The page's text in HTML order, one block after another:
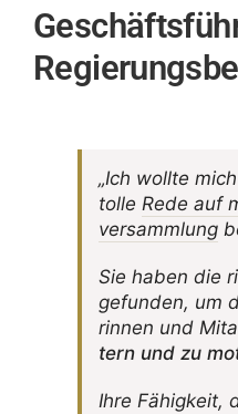
„Ich wollte
tolle Rede auf
ver­samm­lung
Sie haben die
gefunden, um
rinnen und
tern und zu
Ihre Fähig­keit,